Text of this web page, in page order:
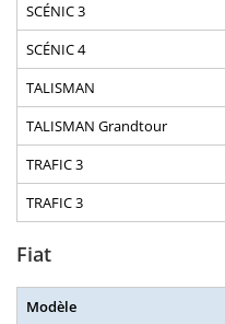
SCÉNIC 3
SCÉNIC 4
TALISMAN
TALISMAN Grandtour
TRAFIC 3
TRAFIC 3
Fiat
Modèle